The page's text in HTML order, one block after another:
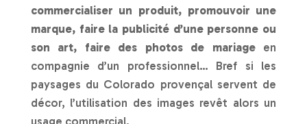
commercialiser un produit, promouvoir une
marque, faire la publicité d’une personne ou
son art, faire des photos de mariageen
compagnie d’un professionnel… Bref si les
paysages du Colorado provençal servent de
décor, l’utilisation des images revêt alors un